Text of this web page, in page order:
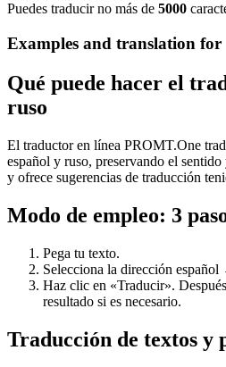
Puedes traducir no más de 5000
Examples and translation for
Qué puede hacer el
ruso
El traductor en línea PROMT.One
español y ruso, preservando el
y ofrece sugerencias de traducción
Modo de empleo: 3
Pega tu texto.
Selecciona la dirección
Haz clic en «Traducir».
resultado si es necesario.
Traducción de textos y